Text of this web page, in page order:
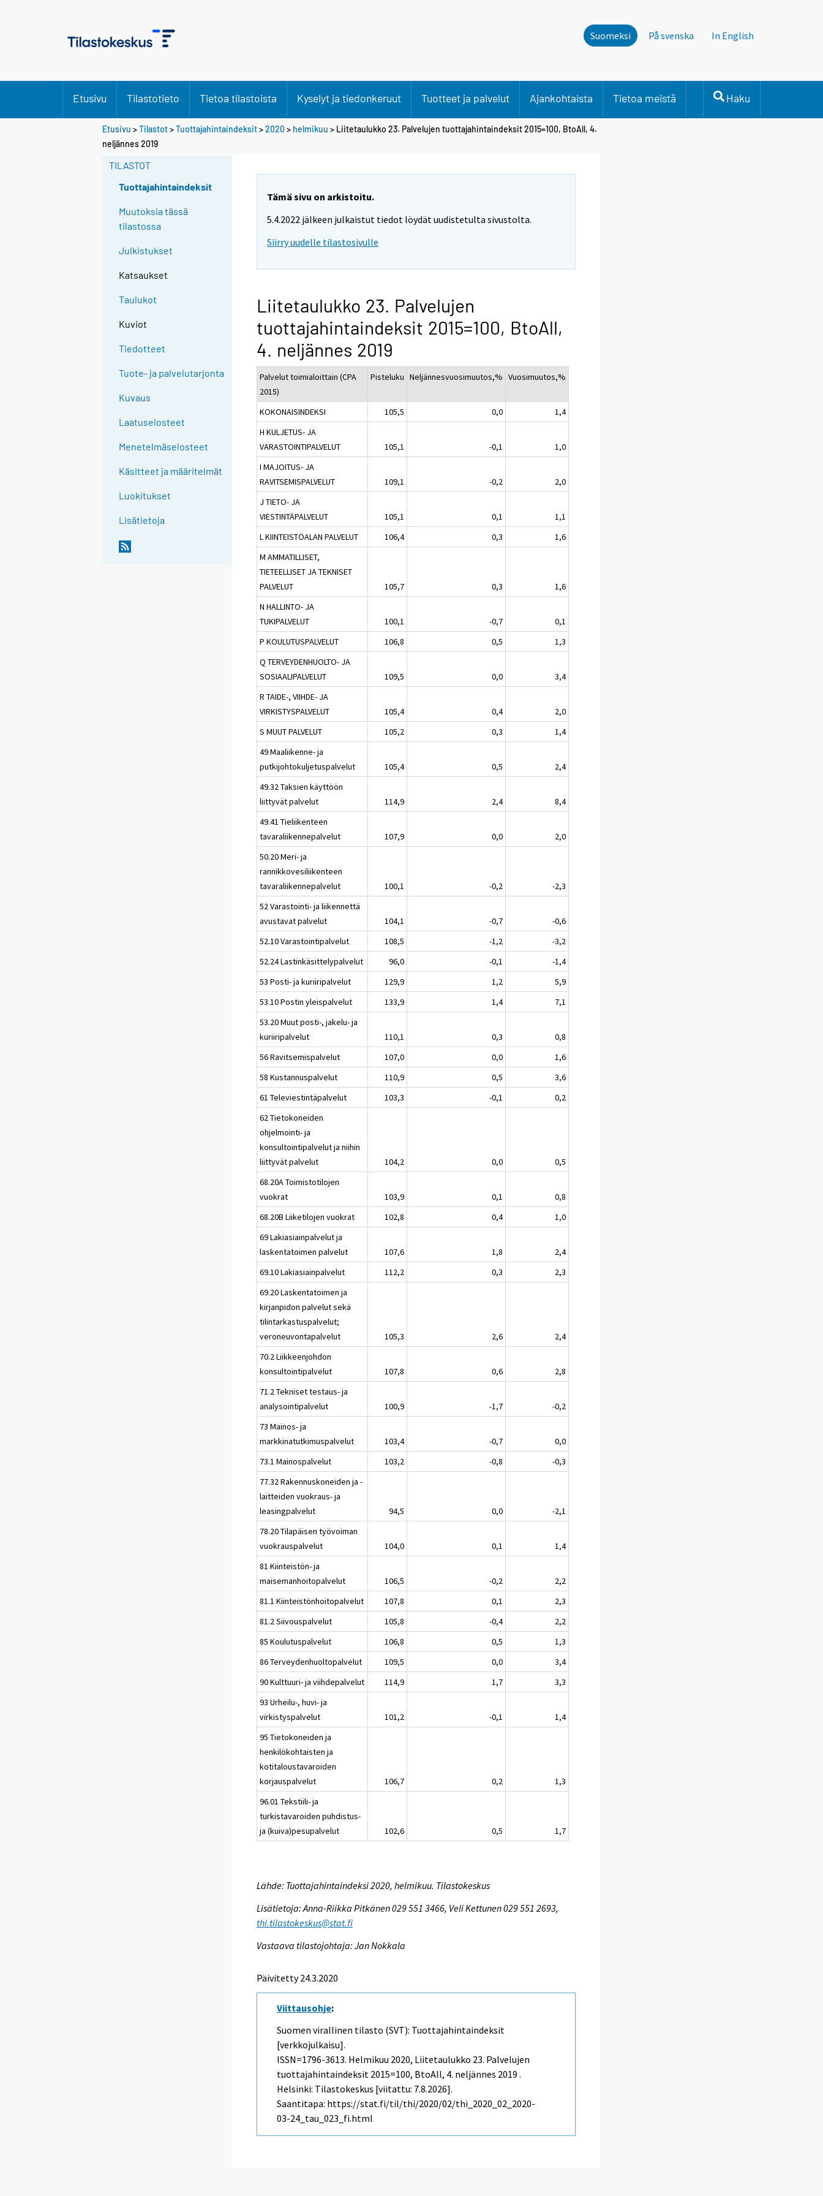
Suomeksi På svenska In English
Etusivu Tilastotieto Tietoa tilastoista Kyselyt ja tiedonkeruut Tuotteet ja palvelut Ajankohtaista Tietoa meistä Haku
Etusivu >Tilastot>Tuottajahintaindeksit>2020 > helmikuu > Liitetaulukko 23. Palvelujen tuottajahintaindeksit 2015=100, BtoAll, 4.
neljännes 2019
TILASTOT
Tuottajahintaindeksit
Muutoksia tässä
tilastossa
Julkistukset
Katsaukset
Taulukot
Kuviot
Tiedotteet
Tuote- ja palvelutarjonta
Kuvaus
Laatuselosteet
Menetelmäselosteet
Käsitteet ja määritelmät
Luokitukset
Lisätietoja
Tämä sivu on arkistoitu.
5.4.2022 jälkeen julkaistut tiedot löydät uudistetulta sivustolta.
Siirry uudelle tilastosivulle
Liitetaulukko 23. Palvelujen
tuottajahintaindeksit 2015=100, BtoAll,
4. neljännes 2019
Palvelut toimialoittain (CPA
2015)
Pisteluku Neljännesvuosimuutos,% Vuosimuutos,%
KOKONAISINDEKSI 105,5 0,0
1,4
H KULJETUS- JA
VARASTOINTIPALVELUT
105,1 -0,1
1,0
I MAJOITUS- JA
RAVITSEMISPALVELUT
109,1 -0,2
2,0
J TIETO- JA
VIESTINTÄPALVELUT
105,1 0,1
1,1
L KIINTEISTÖALAN PALVELUT
106,4 0,3
1,6
M AMMATILLISET,
TIETEELLISET JA TEKNISET
PALVELUT
105,7 0,3
1,6
N HALLINTO- JA
TUKIPALVELUT
100,1 -0,7
0,1
P KOULUTUSPALVELUT
106,8 0,5
1,3
Q TERVEYDENHUOLTO- JA
SOSIAALIPALVELUT
109,5 0,0
3,4
R TAIDE-, VIIHDE- JA
VIRKISTYSPALVELUT
105,4 0,4
2,0
S MUUT PALVELUT
105,2 0,3
1,4
49 Maaliikenne- ja
putkijohtokuljetuspalvelut
105,4 0,5
2,4
49.32 Taksien käyttöön
liittyvät palvelut
114,9 2,4
8,4
49.41 Tieliikenteen
tavaraliikennepalvelut
107,9 0,0
2,0
50.20 Meri- ja
rannikkovesiliikenteen
tavaraliikennepalvelut
100,1 -0,2
-2,3
52 Varastointi- ja liikennettä
avustavat palvelut
104,1 -0,7
-0,6
52.10 Varastointipalvelut
108,5 -1,2
-3,2
52.24 Lastinkäsittelypalvelut
96,0 -0,1
-1,4
53 Posti- ja kuriiripalvelut
129,9 1,2
5,9
53.10 Postin yleispalvelut
133,9 1,4
7,1
53.20 Muut posti-, jakelu- ja
kuriiripalvelut
110,1 0,3
0,8
56 Ravitsemispalvelut
107,0 0,0
1,6
58 Kustannuspalvelut
110,9 0,5
3,6
61 Televiestintäpalvelut
103,3 -0,1
0,2
62 Tietokoneiden
ohjelmointi- ja
konsultointipalvelut ja niihin
liittyvät palvelut
104,2 0,0
0,5
68.20A Toimistotilojen
vuokrat
103,9 0,1
0,8
68.20B Liiketilojen vuokrat
102,8 0,4
1,0
69 Lakiasiainpalvelut ja
laskentatoimen palvelut
107,6 1,8
2,4
69.10 Lakiasiainpalvelut
112,2 0,3
2,3
69.20 Laskentatoimen ja
kirjanpidon palvelut sekä
tilintarkastuspalvelut;
veroneuvontapalvelut
105,3 2,6
2,4
70.2 Liikkeenjohdon
konsultointipalvelut
107,8 0,6
2,8
71.2 Tekniset testaus- ja
analysointipalvelut
100,9 -1,7
-0,2
73 Mainos- ja
markkinatutkimuspalvelut
103,4 -0,7
0,0
73.1 Mainospalvelut
103,2 -0,8
-0,3
77.32 Rakennuskoneiden ja -
laitteiden vuokraus- ja
leasingpalvelut
94,5 0,0
-2,1
78.20 Tilapäisen työvoiman
vuokrauspalvelut
104,0 0,1
1,4
81 Kiinteistön- ja
maisemanhoitopalvelut
106,5 -0,2
2,2
81.1 Kiinteistönhoitopalvelut
107,8 0,1
2,3
81.2 Siivouspalvelut
105,8 -0,4
2,2
85 Koulutuspalvelut
106,8 0,5
1,3
86 Terveydenhuoltopalvelut
109,5 0,0
3,4
90 Kulttuuri- ja viihdepalvelut
114,9 1,7
3,3
93 Urheilu-, huvi- ja
virkistyspalvelut
101,2 -0,1
1,4
95 Tietokoneiden ja
henkilökohtaisten ja
kotitaloustavaroiden
korjauspalvelut
106,7 0,2
1,3
96.01 Tekstiili- ja
turkistavaroiden puhdistus-
ja (kuiva)pesupalvelut
102,6 0,5 1,7
Lähde: Tuottajahintaindeksi 2020, helmikuu. Tilastokeskus
Lisätietoja: Anna-Riikka Pitkänen 029 551 3466, Veli Kettunen 029 551 2693,
thi.tilastokeskus@stat.fi
Vastaava tilastojohtaja: Jan Nokkala
Päivitetty 24.3.2020
Viittausohje:
Suomen virallinen tilasto (SVT): Tuottajahintaindeksit
[verkkojulkaisu].
ISSN=1796-3613. Helmikuu 2020, Liitetaulukko 23. Palvelujen
tuottajahintaindeksit 2015=100, BtoAll, 4. neljännes 2019 .
Helsinki: Tilastokeskus [viitattu: 7.8.2026].
Saantitapa: https://stat.fi/til/thi/2020/02/thi_2020_02_2020-
03-24_tau_023_fi.html